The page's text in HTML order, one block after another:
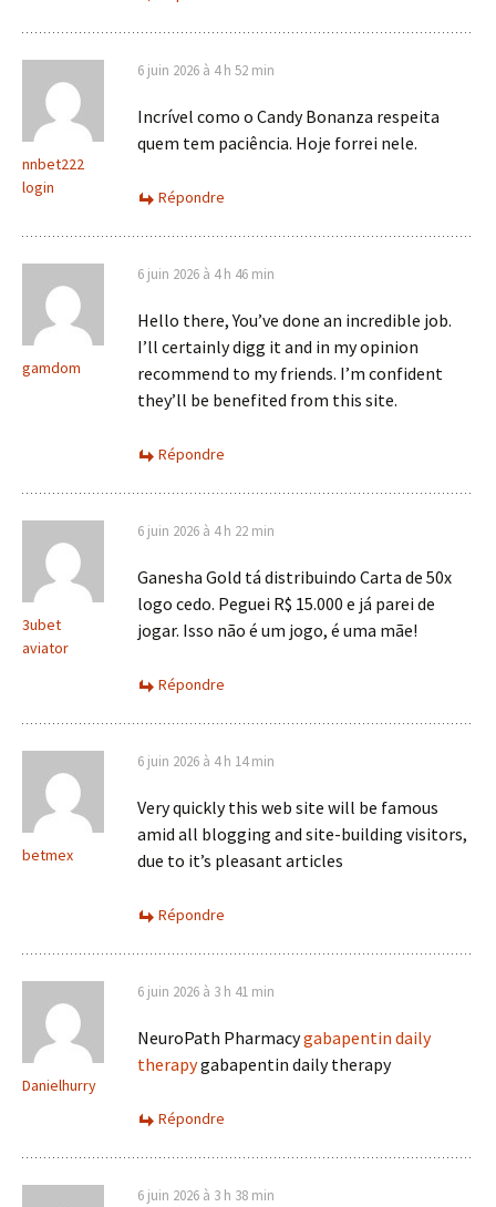
nnbet222
login
6 juin 2026 à 4 h 52 min
Incrível como o Candy Bonanza respeita
quem tem paciência. Hoje forrei nele.
Répondre
gamdom
6 juin 2026 à 4 h 46 min
Hello there, You’ve done an incredible job.
I’ll certainly digg it and in my opinion
recommend to my friends. I’m confident
they’ll be benefited from this site.
Répondre
3ubet
aviator
6 juin 2026 à 4 h 22 min
Ganesha Gold tá distribuindo Carta de 50x
logo cedo. Peguei R$ 15.000 e já parei de
jogar. Isso não é um jogo, é uma mãe!
Répondre
betmex
6 juin 2026 à 4 h 14 min
Very quickly this web site will be famous
amid all blogging and site-building visitors,
due to it’s pleasant articles
Répondre
Danielhurry
6 juin 2026 à 3 h 41 min
NeuroPath Pharmacygabapentin daily
therapygabapentin daily therapy
Répondre
6 juin 2026 à 3 h 38 min